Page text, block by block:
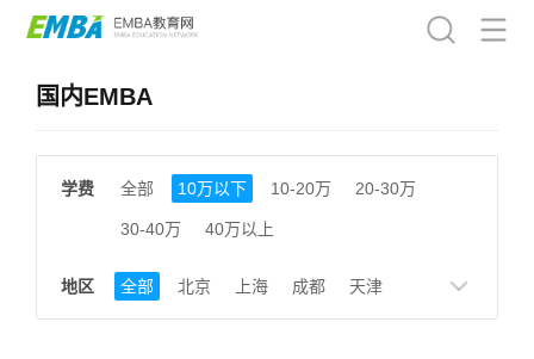
国内EMBA
学费 全部 10万以下 10-20万 20-30万
30-40万 40万以上
地区 全部 北京 上海 成都 天津